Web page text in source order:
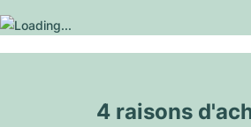
4 raisons